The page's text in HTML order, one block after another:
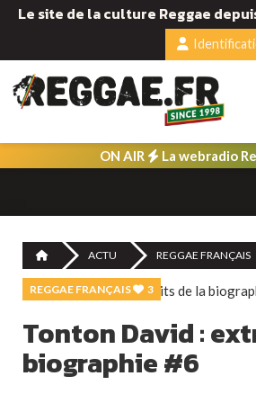
Le site de la culture Reggae
ON AIR La webradio
ACTU REGGAE FRANÇAIS
REGGAE FRANÇAIS 3
Tonton David :
biographie #6